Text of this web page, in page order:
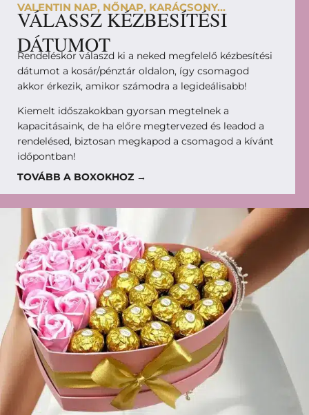
VALENTIN NAP, NŐNAP, KARÁCSONY...
VÁLASSZ KÉZBESÍTÉSI
DÁTUMOT
Rendeléskor válaszd ki a neked megfelelő kézbesítési
dátumot a kosár/pénztár oldalon, így csomagod
akkor érkezik, amikor számodra a legideálisabb!
Kiemelt időszakokban gyorsan megtelnek a
kapacitásaink, de ha előre megtervezed és leadod a
rendelésed, biztosan megkapod a csomagod a kívánt
időpontban!
TOVÁBB A BOXOKHOZ →